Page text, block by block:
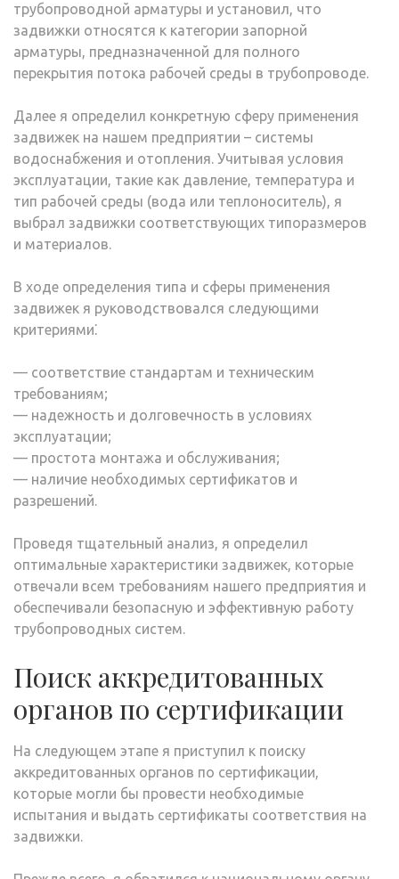
трубопроводной арматуры и установил, что
задвижки относятся к категории запорной
арматуры, предназначенной для полного
перекрытия потока рабочей среды в трубопроводе.
Далее я определил конкретную сферу применения
задвижек на нашем предприятии – системы
водоснабжения и отопления. Учитывая условия
эксплуатации, такие как давление, температура и
тип рабочей среды (вода или теплоноситель), я
выбрал задвижки соответствующих типоразмеров
и материалов.
В ходе определения типа и сферы применения
задвижек я руководствовался следующими
критериями⁚
— соответствие стандартам и техническим
требованиям;
— надежность и долговечность в условиях
эксплуатации;
— простота монтажа и обслуживания;
— наличие необходимых сертификатов и
разрешений.
Проведя тщательный анализ, я определил
оптимальные характеристики задвижек, которые
отвечали всем требованиям нашего предприятия и
обеспечивали безопасную и эффективную работу
трубопроводных систем.
Поиск аккредитованных
органов по сертификации
На следующем этапе я приступил к поиску
аккредитованных органов по сертификации,
которые могли бы провести необходимые
испытания и выдать сертификаты соответствия на
задвижки.